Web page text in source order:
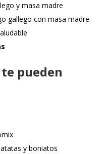
y masa madre
gallego con masa madre
pueden
y boniatos